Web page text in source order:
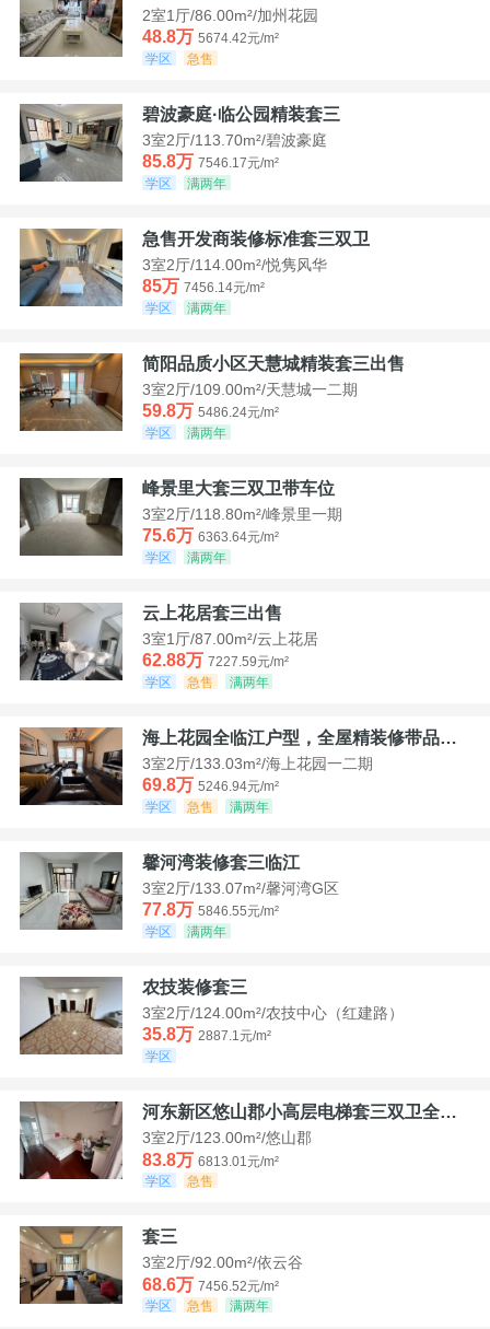
2室1厅/86.00m²/加州花园
48.8万 5674.42元/m²
学区
急售
碧波豪庭·临公园精装套三
3室2厅/113.70m²/碧波豪庭
85.8万 7546.17元/m²
学区
满两年
急售开发商装修标准套三双卫
3室2厅/114.00m²/悦隽风华
85万 7456.14元/m²
学区
满两年
简阳品质小区天慧城精装套三出售
3室2厅/109.00m²/天慧城一二期
59.8万 5486.24元/m²
学区
满两年
峰景里大套三双卫带车位
3室2厅/118.80m²/峰景里一期
75.6万 6363.64元/m²
学区
满两年
云上花居套三出售
3室1厅/87.00m²/云上花居
62.88万 7227.59元/m²
学区
急售 满两年
海上花园全临江户型，全屋精装修带品牌家具家电，诚意出售！
3室2厅/133.03m²/海上花园一二期
69.8万 5246.94元/m²
学区
急售 满两年
馨河湾装修套三临江
3室2厅/133.07m²/馨河湾G区
77.8万 5846.55元/m²
学区
满两年
农技装修套三
3室2厅/124.00m²/农技中心（红建路）
35.8万 2887.1元/m²
学区
河东新区悠山郡小高层电梯套三双卫全装带家具家电
3室2厅/123.00m²/悠山郡
83.8万 6813.01元/m²
学区
急售
套三
3室2厅/92.00m²/依云谷
68.6万 7456.52元/m²
学区
急售 满两年